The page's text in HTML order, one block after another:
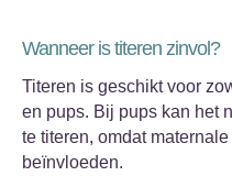
Wanneer is titeren zinvol?
Titeren is geschikt voor
en pups. Bij pups kan het
te titeren, omdat
beïnvloeden.